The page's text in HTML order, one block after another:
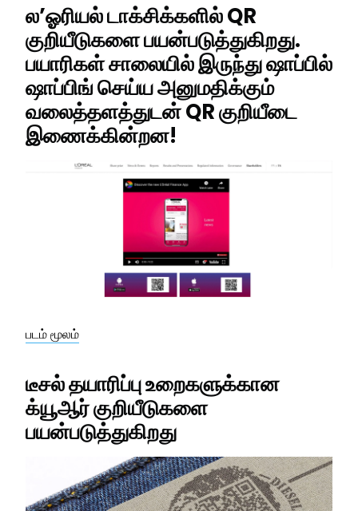
ல’ஓரியல் டாக்சிக்களில் QR
குறியீடுகளை பயன்படுத்துகிறது.
பயாரிகள் சாலையில் இருந்து ஷாப்பில்
ஷாப்பிங் செய்ய அனுமதிக்கும்
வலைத்தளத்துடன் QR குறியீடை
இணைக்கின்றன!
படம் மூலம்
டீசல் தயாரிப்பு உறைகளுக்கான
க்யூஆர் குறியீடுகளை
பயன்படுத்துகிறது